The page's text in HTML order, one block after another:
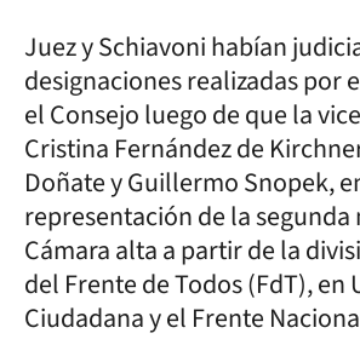
Juez y Schiavoni habían
designaciones realizadas por
el Consejo luego de que la
Cristina Fernández de
Doñate y Guillermo Snopek,
representación de la
Cámara alta a partir de la
del Frente de Todos (FdT), en
Ciudadana y el Frente